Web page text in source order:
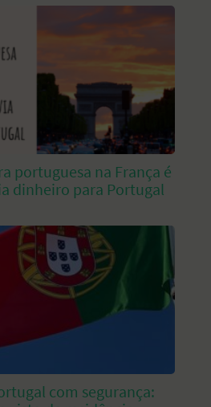
portuguesa na França é
dinheiro para Portugal
com segurança: